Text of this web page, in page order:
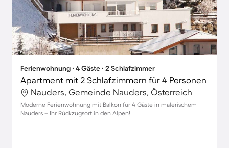
Ferienwohnung ∙ 4 Gäste ∙ 2 Schlafzimmer
Apartment mit 2 Schlafzimmern für 4 Personen
Nauders, Gemeinde Nauders, Österreich
Moderne Ferienwohnung mit Balkon für 4 Gäste in malerischem
Nauders – Ihr Rückzugsort in den Alpen!